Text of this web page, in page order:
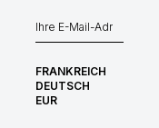
FRANKREICH
DEUTSCH
EUR